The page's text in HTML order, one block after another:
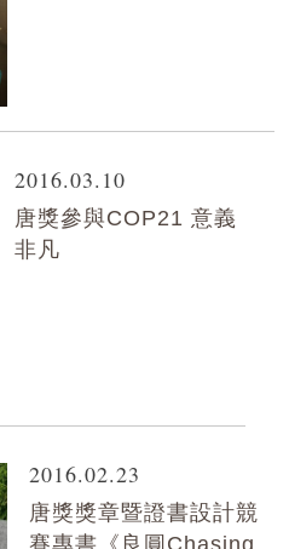
2016.03.10
唐獎參與COP21 意義
非凡
2016.02.23
唐獎獎章暨證書設計競
賽專書《良圓Chasing